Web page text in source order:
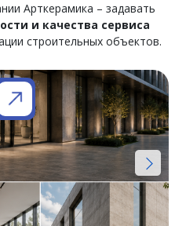
Арткерамика – задавать
и качества сервиса
строительных объектов.